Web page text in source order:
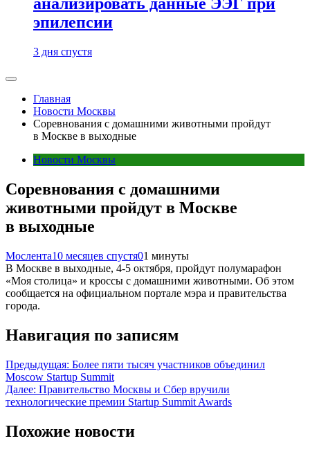
эпилепсии
3 дня спустя
Главная
Новости Москвы
Соревнования с домашними животными пройдут
в Москве в выходные
Новости Москвы
Соревнования с домашними
животными пройдут в Москве
в выходные
Мослента10 месяцев спустя01 минуты
В Москве в выходные, 4-5 октября, пройдут полумарафон
«Моя столица» и кроссы с домашними животными. Об этом
сообщается на официальном портале мэра и правительства
города.
Навигация по записям
Предыдущая: Более пяти тысяч участников объединил
Moscow Startup Summit
Далее: Правительство Москвы и Сбер вручили
технологические премии Startup Summit Awards
Похожие новости